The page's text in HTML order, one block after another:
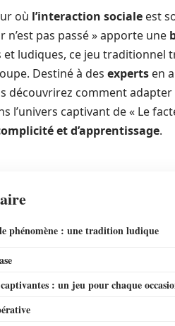
où l’interaction sociale est
n’est pas passé » apporte une
et ludiques, ce jeu traditionnel
Destiné à des experts en
découvrirez comment
l’univers captivant de « Le
et d’apprentissage.
phénomène : une tradition ludique
: un jeu pour chaque